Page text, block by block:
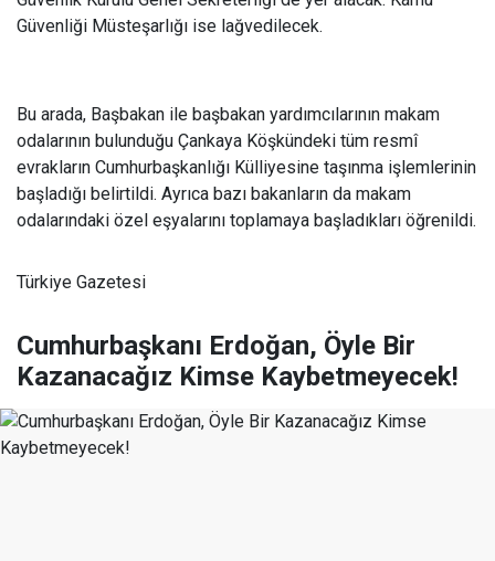
Güvenliği Müsteşarlığı ise lağvedilecek.
Bu arada, Başbakan ile başbakan yardımcılarının makam
odalarının bulunduğu Çankaya Köşkündeki tüm resmî
evrakların Cumhurbaşkanlığı Külliyesine taşınma işlemlerinin
başladığı belirtildi. Ayrıca bazı bakanların da makam
odalarındaki özel eşyalarını toplamaya başladıkları öğrenildi.
Türkiye Gazetesi
Cumhurbaşkanı Erdoğan, Öyle Bir
Kazanacağız Kimse Kaybetmeyecek!